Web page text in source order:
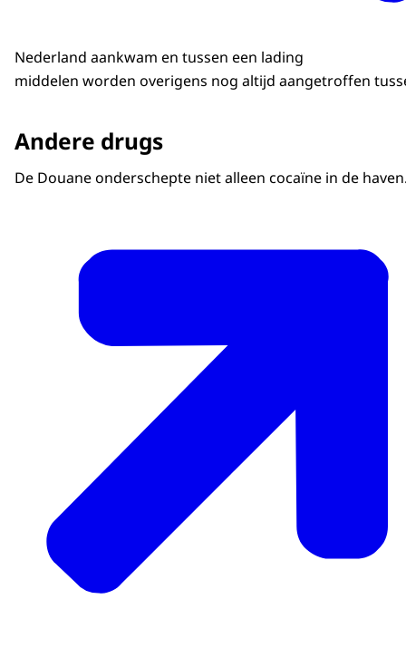
Nederland aankwam en tussen een lading
middelen worden overigens nog altijd aangetroffen
Andere drugs
De Douane onderschepte niet alleen cocaïne in de